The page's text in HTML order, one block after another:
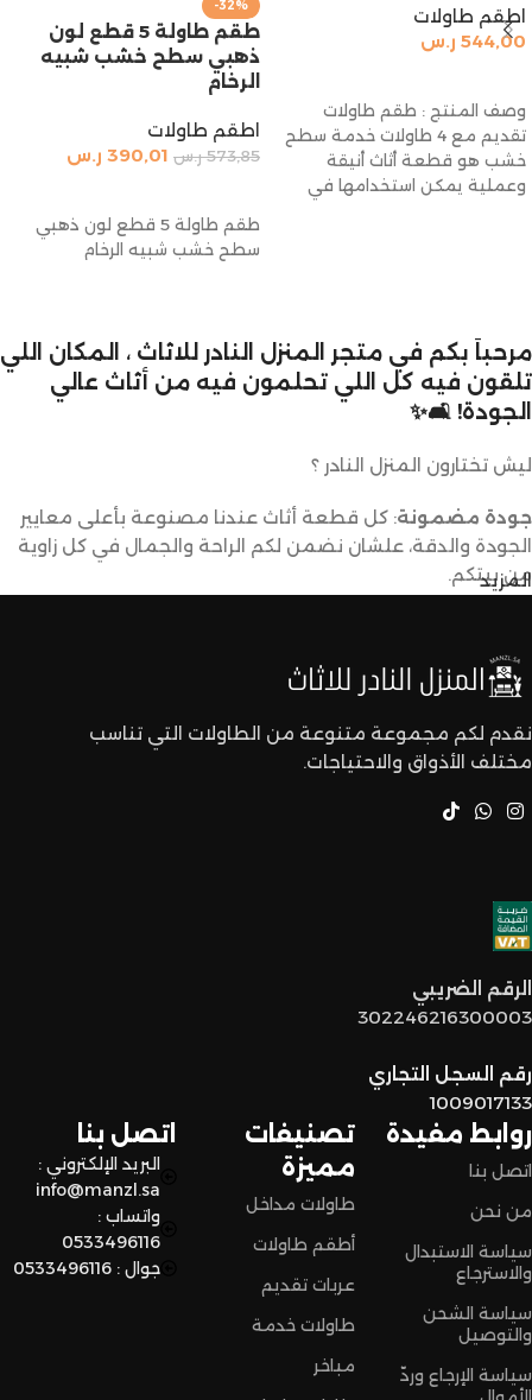
اطقم طاولات
544,00 ر.س
وصف المنتج : طقم طاولات
تقديم مع 4 طاولات خدمة سطح
خشب هو قطعة أثاث أنيقة
وعملية يمكن استخدامها في
-32%
طقم طاولة 5 قطع لون
ذهبي سطح خشب شبيه
الرخام
اطقم طاولات
573,85 ر.س 390,01 ر.س
طقم طاولة 5 قطع لون ذهبي
سطح خشب شبيه الرخام
مرحباً بكم في متجر المنزل النادر للاثاث ، المكان اللي
تلقون فيه كل اللي تحلمون فيه من أثاث عالي
الجودة! 🛋️✨
ليش تختارون المنزل النادر ؟
جودة مضمونة: كل قطعة أثاث عندنا مصنوعة بأعلى معايير
الجودة والدقة، علشان نضمن لكم الراحة والجمال في كل زاوية
من بيتكم.
الأذواق والديكورات. ما راح تحتاجون تدورون كثير علشان تلقون
اللي يعجبكم.
أسعار تنافسية : نقدم لكم أفضل الأسعار في السوق بدون ما
اختيار القطع المناسبة لين توصل لكم لحد البيت.
توصيل سريع وآمن
نضمن وصول منتجاتكم بأفضل حالة وفي أقصر وقت ممكن.
اختاروا الراحة والأناقة من المنزل النادر للاثاث الآن وعيشوا تجربة
تسوق مميزة.
المزيد
روابط مفيدة
اتصل بنا
من نحن
سياسة الاستبدال
والاسترجاع
سياسة الشحن
والتوصيل
سياسة الإرجاع وردّ
تصنيفات
مميزة
طاولات مداخل
أطقم طاولات
عربات تقديم
طاولات خدمة
مباخر
اتصل بنا
البريد الإلكتروني :
info@manzl.sa
واتساب :
0533496116
جوال : 0533496116
نقدم لكم مجموعة متنوعة من الطاولات التي تناسب
مختلف الأذواق والاحتياجات.
الرقم الضريبي
302246216300003
رقم السجل التجاري
1009017133